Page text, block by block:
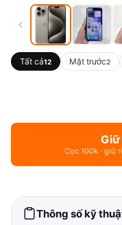
Tất cả12 Mặt trước2
Giữ
Cọc 100k · giữ
Thông số kỹ